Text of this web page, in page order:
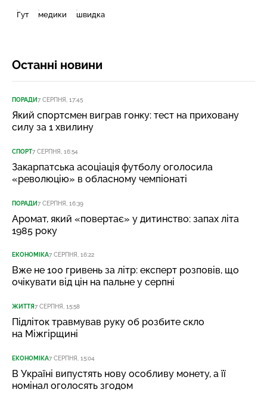
Гут медики швидка
Останні новини
ПОРАДИ7 СЕРПНЯ, 17:45
Який спортсмен виграв гонку: тест на приховану
силу за 1 хвилину
СПОРТ7 СЕРПНЯ, 16:54
Закарпатська асоціація футболу оголосила
«революцію» в обласному чемпіонаті
ПОРАДИ7 СЕРПНЯ, 16:39
Аромат, який «повертає» у дитинство: запах літа
1985 року
ЕКОНОМІКА7 СЕРПНЯ, 16:22
Вже не 100 гривень за літр: експерт розповів, що
очікувати від цін на пальне у серпні
ЖИТТЯ7 СЕРПНЯ, 15:58
Підліток травмував руку об розбите скло
на Міжгірщині
ЕКОНОМІКА7 СЕРПНЯ, 15:04
В Україні випустять нову особливу монету, а її
номінал оголосять згодом